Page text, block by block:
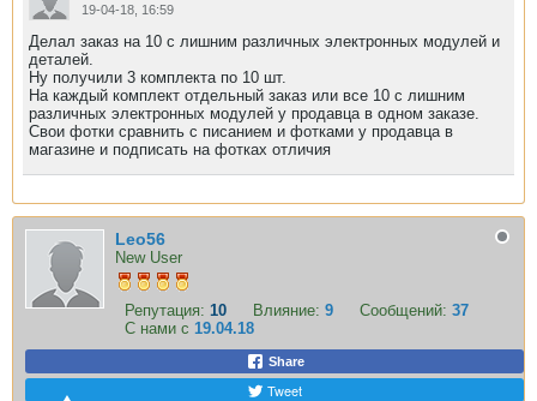
19-04-18, 16:59
Делал заказ на 10 с лишним различных электронных модулей и
деталей.
Ну получили 3 комплекта по 10 шт.
На каждый комплект отдельный заказ или все 10 с лишним
различных электронных модулей у продавца в одном заказе.
Свои фотки сравнить с писанием и фотками у продавца в
магазине и подписать на фотках отличия
Leo56
New User
Репутация: 10 Влияние: 9 Сообщений: 37
С нами с 19.04.18
Share
Tweet